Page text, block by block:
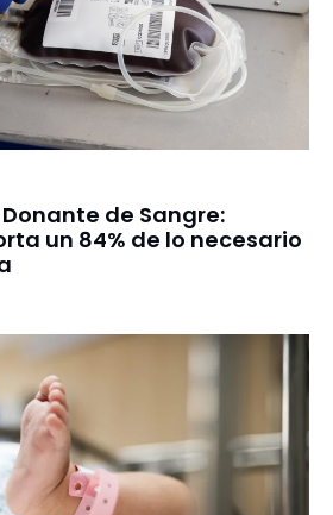
de Sangre:
un 84% de lo necesario